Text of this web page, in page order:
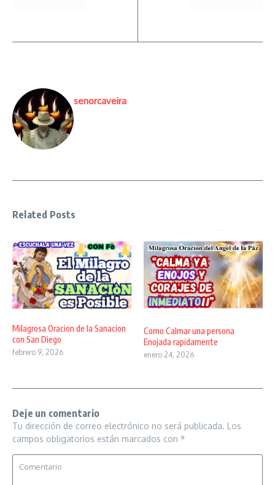
senorcaveira
Related Posts
Milagrosa Oracion de la Sanacion
con San Diego
febrero 9, 2026
Como Calmar una persona
Enojada rapidamente
enero 24, 2026
Deje un comentario
Tu dirección de correo electrónico no será publicada. Los
campos obligatorios están marcados con *